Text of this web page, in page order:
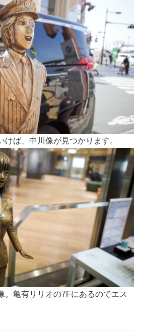
けば、中川像が見つかります。
。亀有リリオの7Fにあるのでエス